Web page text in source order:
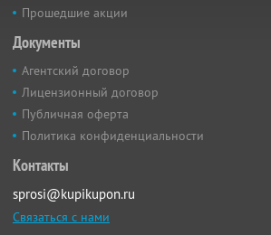
Прошедшие акции
Документы
Агентский договор
Лицензионный договор
Публичная оферта
Политика конфиденциальности
Контакты
sprosi@kupikupon.ru
Связаться с нами